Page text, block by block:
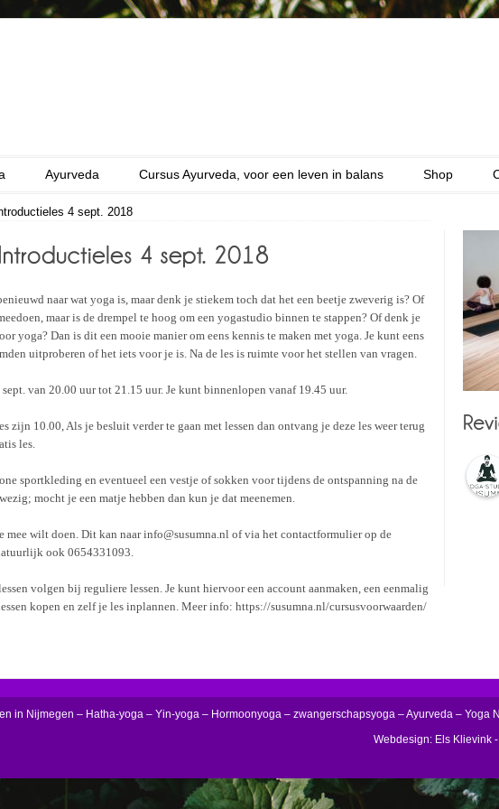
Ayurveda Cursus Ayurveda, voor een leven in balans Shop
4 sept. 2018
naar wat yoga is, maar denk je stiekem toch dat het een beetje zweverig is? Of
maar is de drempel te hoog om een yogastudio binnen te stappen? Of denk je
yoga? Dan is dit een mooie manier om eens kennis te maken met yoga. Je kunt eens
uitproberen of het iets voor je is. Na de les is ruimte voor het stellen van vragen.
van 20.00 uur tot 21.15 uur. Je kunt binnenlopen vanaf 19.45 uur.
zijn 10.00, Als je besluit verder te gaan met lessen dan ontvang je deze les weer terug
les.
sportkleding en eventueel een vestje of sokken voor tijdens de ontspanning na de
mocht je een matje hebben dan kun je dat meenemen.
mee wilt doen. Dit kan naar info@susumna.nl of via het contactformulier op de
ook 0654331093.
volgen bij reguliere lessen. Je kunt hiervoor een account aanmaken, een eenmalig
kopen en zelf je les inplannen. Meer info: https://susumna.nl/cursusvoorwaarden/
in Nijmegen – Hatha-yoga – Yin-yoga – Hormoonyoga – zwangerschapsyoga – Ayurveda – Yoga
Webdesign: Els Klievink